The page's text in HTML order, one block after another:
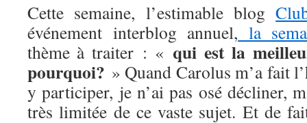
Cette semaine, l’estimable blog
événement interblog annuel, la
thème à traiter : « qui est la
pourquoi? » Quand Carolus m’a fait
y participer, je n’ai pas osé décliner,
très limitée de ce vaste sujet. Et de